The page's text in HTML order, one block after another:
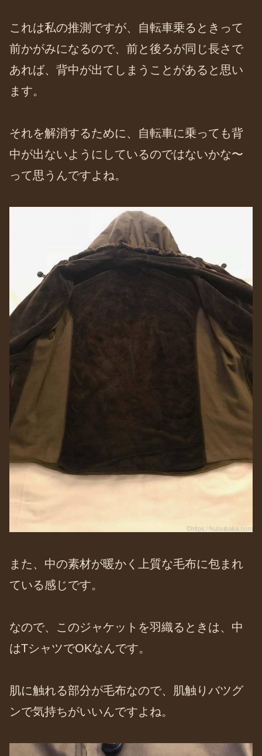
これは私の推測ですが、自転車乗るときって
前かがみになるので、前と後ろが同じ長さで
あれば、背中が出てしまうことがあると思い
ます。
それを解消するために、自転車に乗っても背
中が出ないようにしているのではないかな〜
って思うんですよね。
また、中の素材が暖かく上質な毛布に包まれ
ている感じです。
なので、このジャケットを羽織るときは、中
はTシャツでOKなんです。
肌に触れる部分が毛布なので、肌触りバツグ
ンで気持ちがいいんですよね。